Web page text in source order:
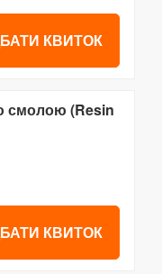
КВИТОК
смолою (Resin
КВИТОК